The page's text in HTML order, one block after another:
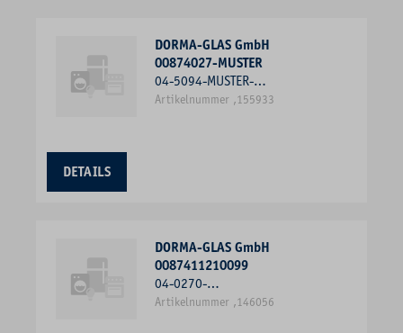
DORMA-GLAS GmbH
00874027-MUSTER
04-5094-MUSTER-
SCHLAUCHDICHTUNG KURZER
Artikelnummer ,155933
DETAILS
DORMA-GLAS GmbH
0087411210099
04-0270-
BADEWANNENAUFSATZ- PROFIL
Artikelnummer ,146056